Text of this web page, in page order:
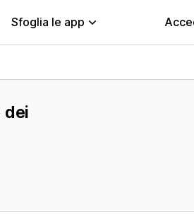
Sfoglia le app
dei